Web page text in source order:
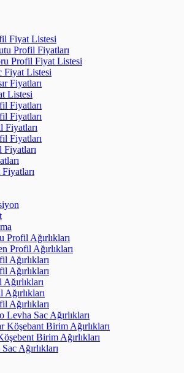
Fiyat Listesi
Profil Fiyatları
Profil Fiyat Listesi
Fiyat Listesi
Fiyatları
Listesi
Fiyatları
Fiyatları
Fiyatları
Fiyatları
Profil Ağırlıkları
Profil Ağırlıkları
Ağırlıkları
Ağırlıkları
Ağırlıkları
Levha Sac Ağırlıkları
Köşebant Birim Ağırlıkları
Birim Ağırlıkları
Ağırlıkları